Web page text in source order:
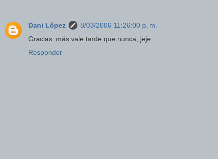
Dani López
8/03/2006 11:26:00 p. m.
Gracias: más vale tarde que nunca, jeje.
Responder